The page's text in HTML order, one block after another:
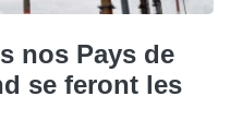
nos Pays de
se feront les